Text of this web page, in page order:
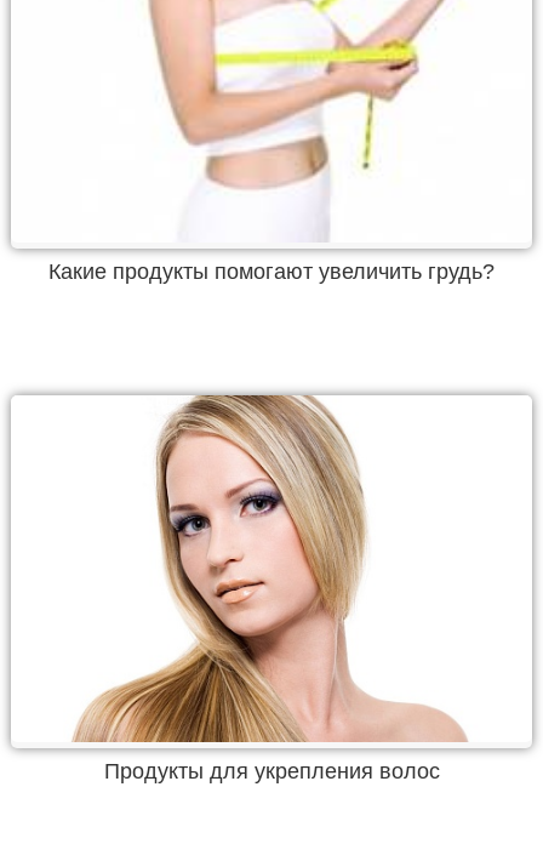
Какие продукты помогают увеличить грудь?
Продукты для укрепления волос